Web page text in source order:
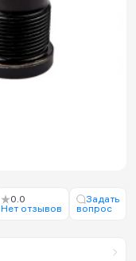
0.0
Нет отзывов
Задать
вопрос